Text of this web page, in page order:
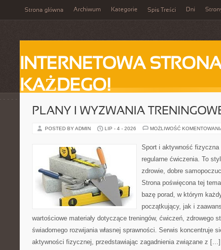
Strona główna Archiwum Kategorie Spis Treści Dni
INTERNETOWA
KAŻDEGO!
PLANY I WYZWANIA
POSTED BY ADMIN LIP - 4 - 2026 MOŻLIWOŚĆ
Sport i aktywność
regularne ćwiczenia. To
zdrowie, dobre
Strona poświęcona tej
bazę porad, w którym
początkujący, jak i
wartościowe materiały dotyczące treningów, ćwiczeń, zdrowego
świadomego rozwijania własnej sprawności. Serwis koncentruje
aktywności fizycznej, przedstawiając zagadnienia związane z […]